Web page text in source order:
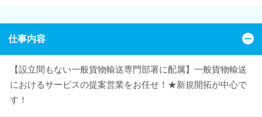
仕事内容
【設立間もない一般貨物輸送専門部署に配属】一般貨物輸送
におけるサービスの提案営業をお任せ！★新規開拓が中心で
す！